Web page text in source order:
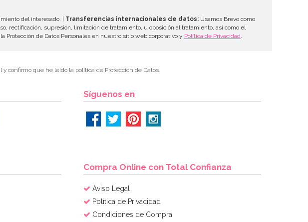
del interesado. | Transferencias internacionales de datos: Usamos Brevo como
rectificación, supresión, limitación de tratamiento, u oposición al tratamiento, así como el
Protección de Datos Personales en nuestro sitio web corporativo y Política de Privacidad
confirmo que he leído la política de Protección de Datos.
Síguenos en
Compra Online con Total Confianza
Aviso Legal
Política de Privacidad
Condiciones de Compra